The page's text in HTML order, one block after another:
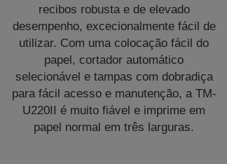
recibos robusta e de elevado
desempenho, excecionalmente fácil de
utilizar. Com uma colocação fácil do
papel, cortador automático
selecionável e tampas com dobradiça
para fácil acesso e manutenção, a TM-
U220II é muito fiável e imprime em
papel normal em três larguras.